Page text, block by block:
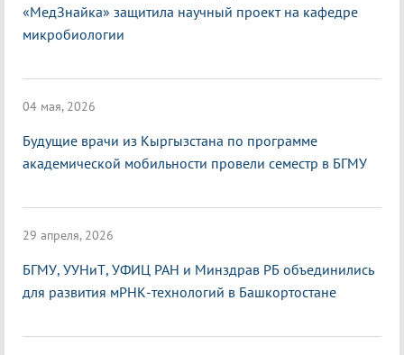
«МедЗнайка» защитила научный проект на кафедре
микробиологии
04 мая, 2026
Будущие врачи из Кыргызстана по программе
академической мобильности провели семестр в БГМУ
29 апреля, 2026
БГМУ, УУНиТ, УФИЦ РАН и Минздрав РБ объединились
для развития мРНК-технологий в Башкортостане